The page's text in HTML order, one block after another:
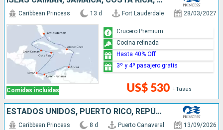
Comidas incluidas
Caribbean Princess 13 d Fort Lauderdale 28/03/2027
US$ 530 +Tasas
Crucero Premium
Cocina refinada
Hasta 40% Off
3º y 4º pasajero gratis
ESTADOS UNIDOS, PUERTO RICO, REPÚBLICA DOMINICANA
Caribbean Princess 8 d Puerto Canaveral 13/09/2026